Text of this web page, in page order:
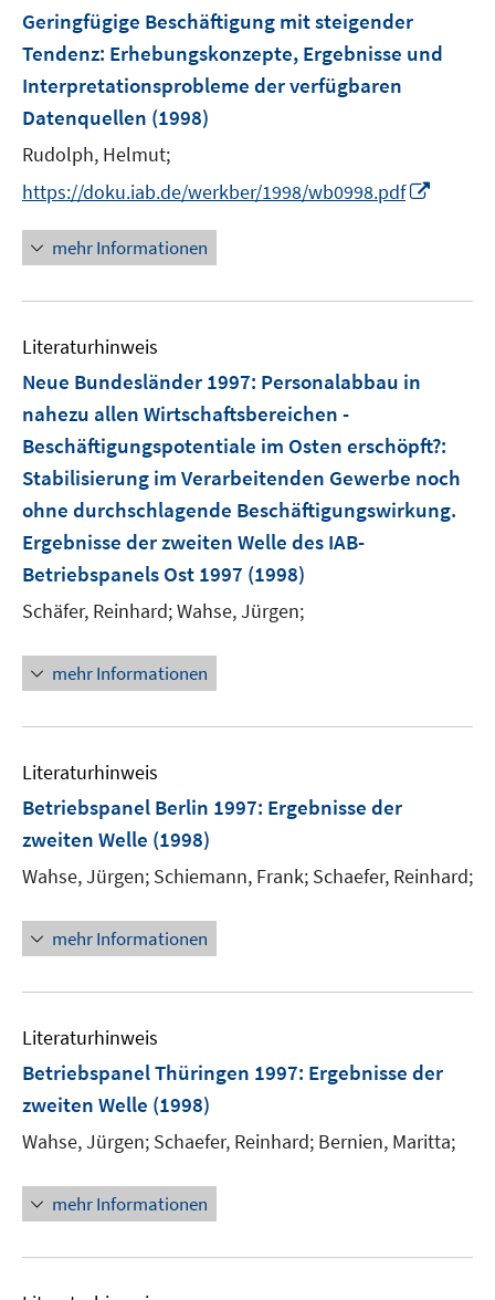
Geringfügige Beschäftigung mit steigender
Tendenz: Erhebungskonzepte, Ergebnisse und
Interpretationsprobleme der verfügbaren
Datenquellen (1998)
Rudolph, Helmut;
https://doku.iab.de/werkber/1998/wb0998.pdf
u
s
t
e
mehr Informationen
Literaturhinweis
Neue Bundesländer 1997: Personalabbau in
nahezu allen Wirtschaftsbereichen -
Beschäftigungspotentiale im Osten erschöpft?:
Stabilisierung im Verarbeitenden Gewerbe noch
ohne durchschlagende Beschäftigungswirkung.
Ergebnisse der zweiten Welle des IAB-
Betriebspanels Ost 1997 (1998)
Schäfer, Reinhard;Wahse, Jürgen;
mehr Informationen
Literaturhinweis
Betriebspanel Berlin 1997: Ergebnisse der
zweiten Welle (1998)
Wahse, Jürgen; Schiemann, Frank; Schaefer, Reinhard;
mehr Informationen
Literaturhinweis
Betriebspanel Thüringen 1997: Ergebnisse der
zweiten Welle (1998)
Wahse, Jürgen; Schaefer, Reinhard; Bernien, Maritta;
mehr Informationen